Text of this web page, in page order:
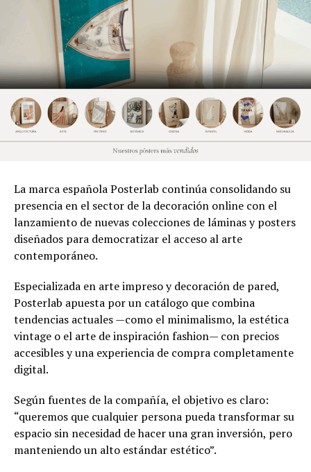
La marca española Posterlab continúa consolidando su
presencia en el sector de la decoración online con el
lanzamiento de nuevas colecciones de láminas y posters
diseñados para democratizar el acceso al arte
contemporáneo.
Especializada en arte impreso y decoración de pared,
Posterlab apuesta por un catálogo que combina
tendencias actuales —como el minimalismo, la estética
vintage o el arte de inspiración fashion— con precios
accesibles y una experiencia de compra completamente
digital.
Según fuentes de la compañía, el objetivo es claro:
“queremos que cualquier persona pueda transformar su
espacio sin necesidad de hacer una gran inversión, pero
manteniendo un alto estándar estético”.